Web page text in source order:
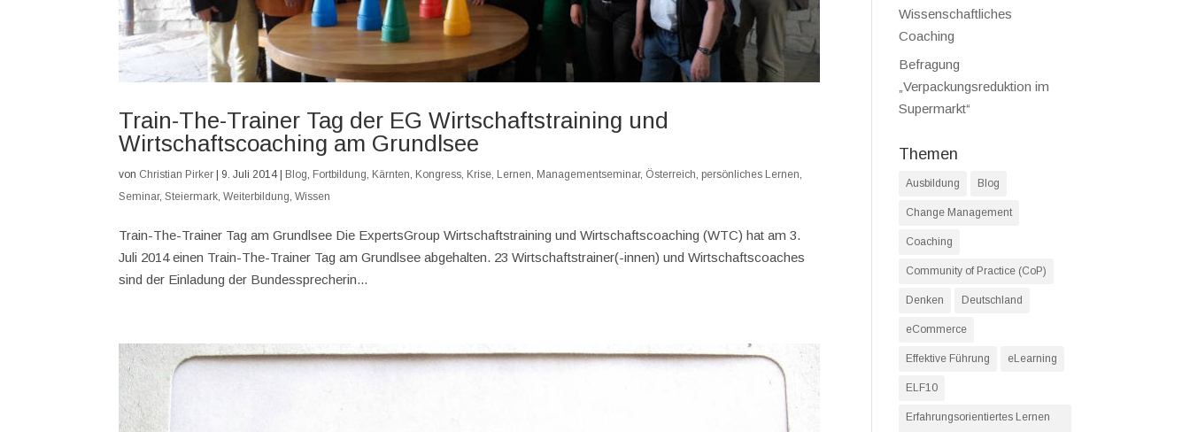
Train-The-Trainer Tag der EG Wirtschaftstraining und
Wirtschaftscoaching am Grundlsee
von Christian Pirker | 9. Juli 2014 | Blog Fortbildung Kärnten Kongress Krise Lernen Managementseminar, Österreich persönliches Lernen
Seminar,Steiermark ,Weiterbildung ,Wissen
Train-The-Trainer Tag am Grundlsee Die ExpertsGroup Wirtschaftstraining und Wirtschaftscoaching (WTC) hat am 3.
Juli 2014 einen Train-The-Trainer Tag am Grundlsee abgehalten. 23 Wirtschaftstrainer(-innen) und Wirtschaftscoaches
sind der Einladung der Bundessprecherin...
Wissenschaftliches
Coaching
Befragung
„Verpackungsreduktion im
Supermarkt“
Themen
Ausbildung Blog
Change Management
Coaching
Community of Practice (CoP)
Denken Deutschland
eCommerce
Effektive Führung eLearning
ELF10
Erfahrungsorientiertes Lernen